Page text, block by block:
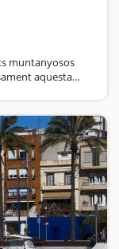
muntanyosos
aquesta